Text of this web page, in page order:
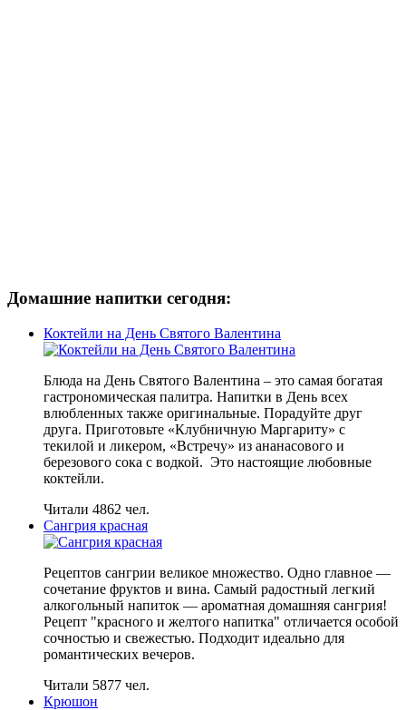
Домашние напитки сегодня:
Коктейли на День Святого Валентина
Блюда на День Святого Валентина – это самая богатая
гастрономическая палитра. Напитки в День всех
влюбленных также оригинальные. Порадуйте друг
друга. Приготовьте «Клубничную Маргариту» с
текилой и ликером, «Встречу» из ананасового и
березового сока с водкой. Это настоящие любовные
коктейли.
Читали 4862 чел.
Сангрия красная
Рецептов сангрии великое множество. Одно главное —
сочетание фруктов и вина. Самый радостный легкий
алкогольный напиток — ароматная домашняя сангрия!
Рецепт "красного и желтого напитка" отличается особой
сочностью и свежестью. Подходит идеально для
романтических вечеров.
Читали 5877 чел.
Крюшон